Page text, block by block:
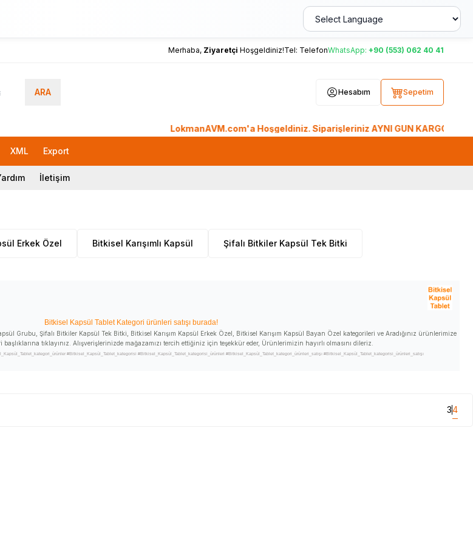
Merhaba, Ziyaretçi Hoşgeldiniz!Tel: TelefonWhatsApp: +90 (553) 062 40 41
ARA Hesabım Sepetim
LokmanAVM.com'a Hoşgeldiniz. Siparişleriniz AYNI GÜN KARGO'da. Tüm
XML Export
İletişim
Erkek Özel Bitkisel Karışımlı Kapsül Şifalı Bitkiler Kapsül Tek Bitki
Bitkisel Kapsül Tablet Kategori ürünleri satışı burada!
Grubu, Şifalı Bitkiler Kapsül Tek Bitki, Bitkisel Karışım Kapsül Erkek Özel, Bitkisel Karışım Kapsül Bayan Özel kategorileri ve Aradığınız ürünlerimize
tıklayınız. Alışverişlerinizde mağazamızı tercih ettiğiniz için teşekkür eder, Ürünlerimizin hayırlı olmasını dileriz.
#Bitkisel_Kapsül_Tablet_kategorisi #Bitkisel_Kapsül_Tablet_kategorisi_ürünleri #Bitkisel_Kapsül_Tablet_kategori_ürünleri_satışı #Bitkisel_Kapsül_Tablet_kategorisi_ürünleri_satışı
34